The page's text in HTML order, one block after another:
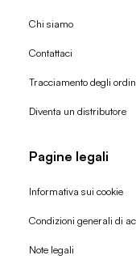
Chi siamo
Contattaci
Tracciamento degli
Diventa un distributore
Pagine legali
Informativa sui cookie
Condizioni generali di
Note legaliPolitica di rimborso